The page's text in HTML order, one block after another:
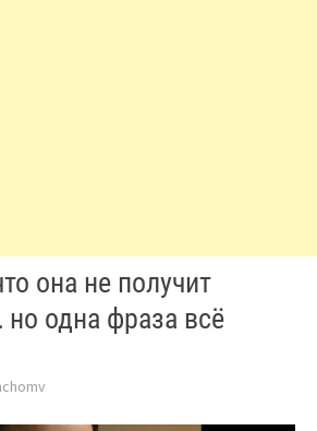
она не получит
но одна фраза всё